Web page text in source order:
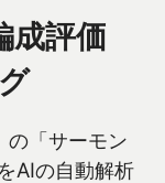
成評価
の「サーモン
AIの自動解析